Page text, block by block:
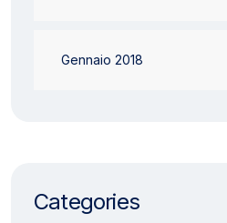
Gennaio 2018
Categories